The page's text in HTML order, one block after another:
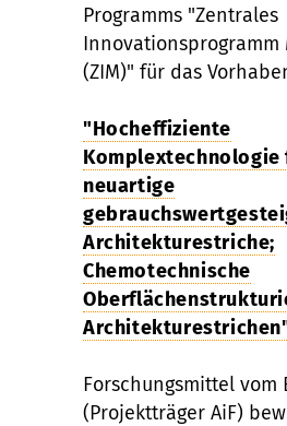
Programms "Zentrales
Innovationsprogramm
(ZIM)" für das
"Hocheffiziente
Komplextechnologie
neuartige
Architekturestriche;
Chemotechnische
Forschungsmittel vom
(Projektträger AiF)